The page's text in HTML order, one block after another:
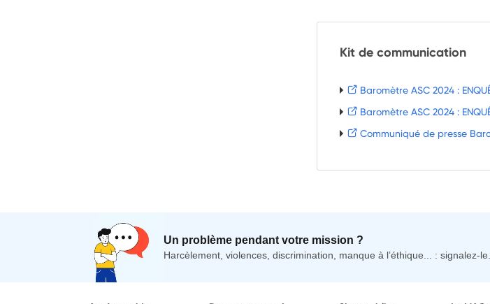
Kit de communication
Baromètre ASC 2024 :
Baromètre ASC 2024 :
Communiqué de presse
Un problème pendant votre mission ?
Harcèlement, violences, discrimination, manque à l’éthique... : signalez-le.